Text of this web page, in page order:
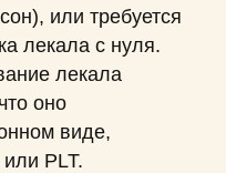
или требуется
лекала с нуля.
лекала
оно
виде,
PLT.